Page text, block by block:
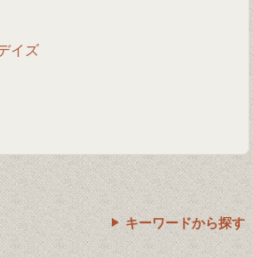
イズ
キーワードから探す